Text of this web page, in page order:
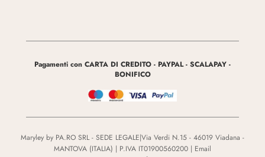
Pagamenti con CARTA DI CREDITO - PAYPAL - SCALAPAY -
BONIFICO
Maryley by PA.RO SRL - SEDE LEGALE|Via Verdi N.15 - 46019 Viadana -
MANTOVA (ITALIA) | P.IVA IT01900560200 | Email